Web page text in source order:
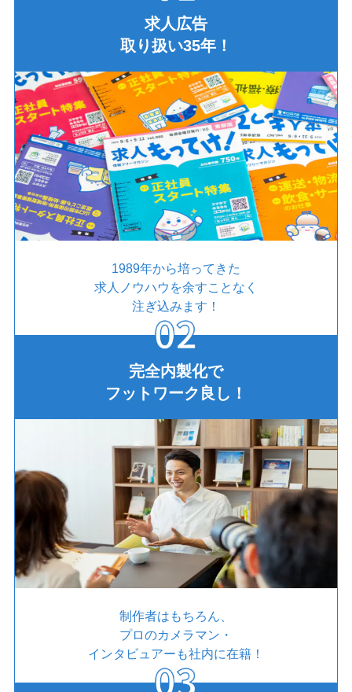
求人広告
取り扱い35年！
1989年から培ってきた
求人ノウハウを余すことなく
注ぎ込みます！
完全内製化で
フットワーク良し！
制作者はもちろん、
プロのカメラマン・
インタビュアーも社内に在籍！